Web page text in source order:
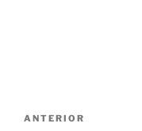
Navegação
Conteúdo
ANTERIOR